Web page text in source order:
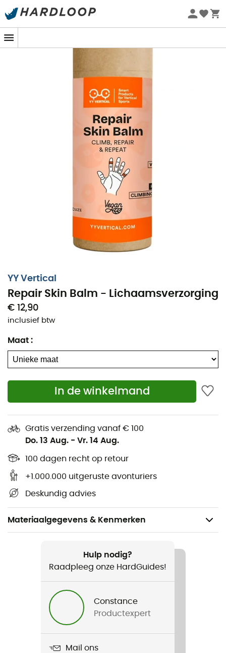
Zomeraanbiedingen 🔥 -5% EXTRA vanaf 2 producten* met
YY Vertical
Repair Skin Balm - Lichaamsverzorging
€ 12,90
inclusief btw
Maat :
In de winkelmand
Gratis verzending vanaf € 100
Do. 13 Aug. - Vr. 14 Aug.
100 dagen recht op retour
+1.000.000 uitgeruste avonturiers
Deskundig advies
Materiaalgegevens & Kenmerken
Heren / Dames
Repair Skin Balm
Hulp nodig?
Raadpleeg onze HardGuides!
Constance
Productexpert
Mail ons